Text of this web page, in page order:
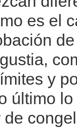
es el
y
último